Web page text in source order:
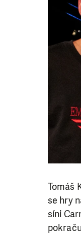
Tomáš
se hry
síni